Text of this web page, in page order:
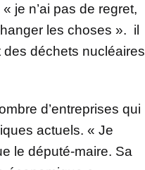
je n’ai pas de regret,
les choses ». il
des déchets nucléaires
d’entreprises qui
actuels. « Je
le député-maire. Sa